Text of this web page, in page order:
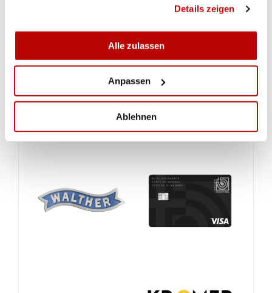
Details zeigen
Alle zulassen
Anpassen
Ablehnen